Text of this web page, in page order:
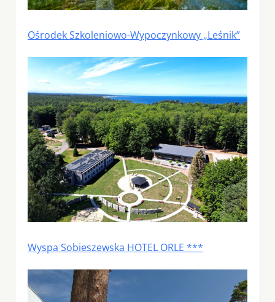
Ośrodek Szkoleniowo-Wypoczynkowy „Leśnik”
Wyspa Sobieszewska HOTEL ORLE ***